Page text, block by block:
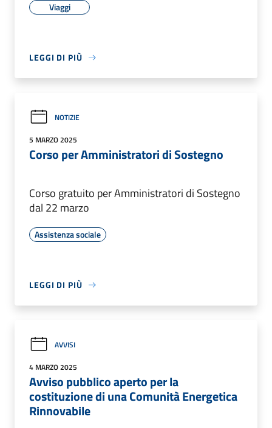
Viaggi
LEGGI DI PIÙ
NOTIZIE
5 MARZO 2025
Corso per Amministratori di Sostegno
Corso gratuito per Amministratori di Sostegno
dal 22 marzo
Assistenza sociale
LEGGI DI PIÙ
AVVISI
4 MARZO 2025
Avviso pubblico aperto per la
costituzione di una Comunità Energetica
Rinnovabile